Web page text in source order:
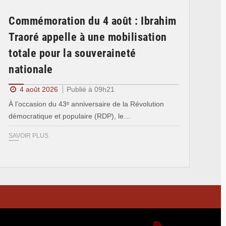
Commémoration du 4 août : Ibrahim
Traoré appelle à une mobilisation
totale pour la souveraineté
nationale
4 août 2026
Publié à 09h21
À l’occasion du 43ᵉ anniversaire de la Révolution
démocratique et populaire (RDP), le…
SAVOIR PLUS